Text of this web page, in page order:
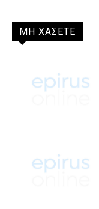
ΜΗ ΧΑΣΕΤΕ